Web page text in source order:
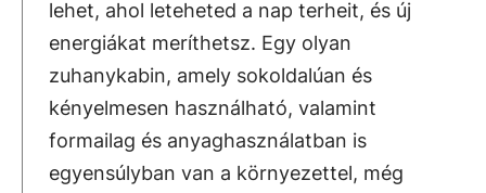
lehet, ahol leteheted a nap terheit, és új
energiákat meríthetsz. Egy olyan
zuhanykabin, amely sokoldalúan és
kényelmesen használható, valamint
formailag és anyaghasználatban is
egyensúlyban van a környezettel, még